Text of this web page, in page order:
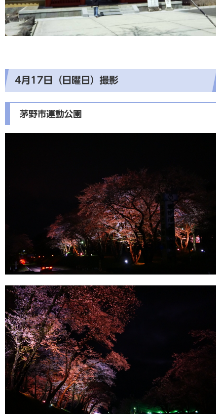
4月17日（日曜日）撮影
茅野市運動公園